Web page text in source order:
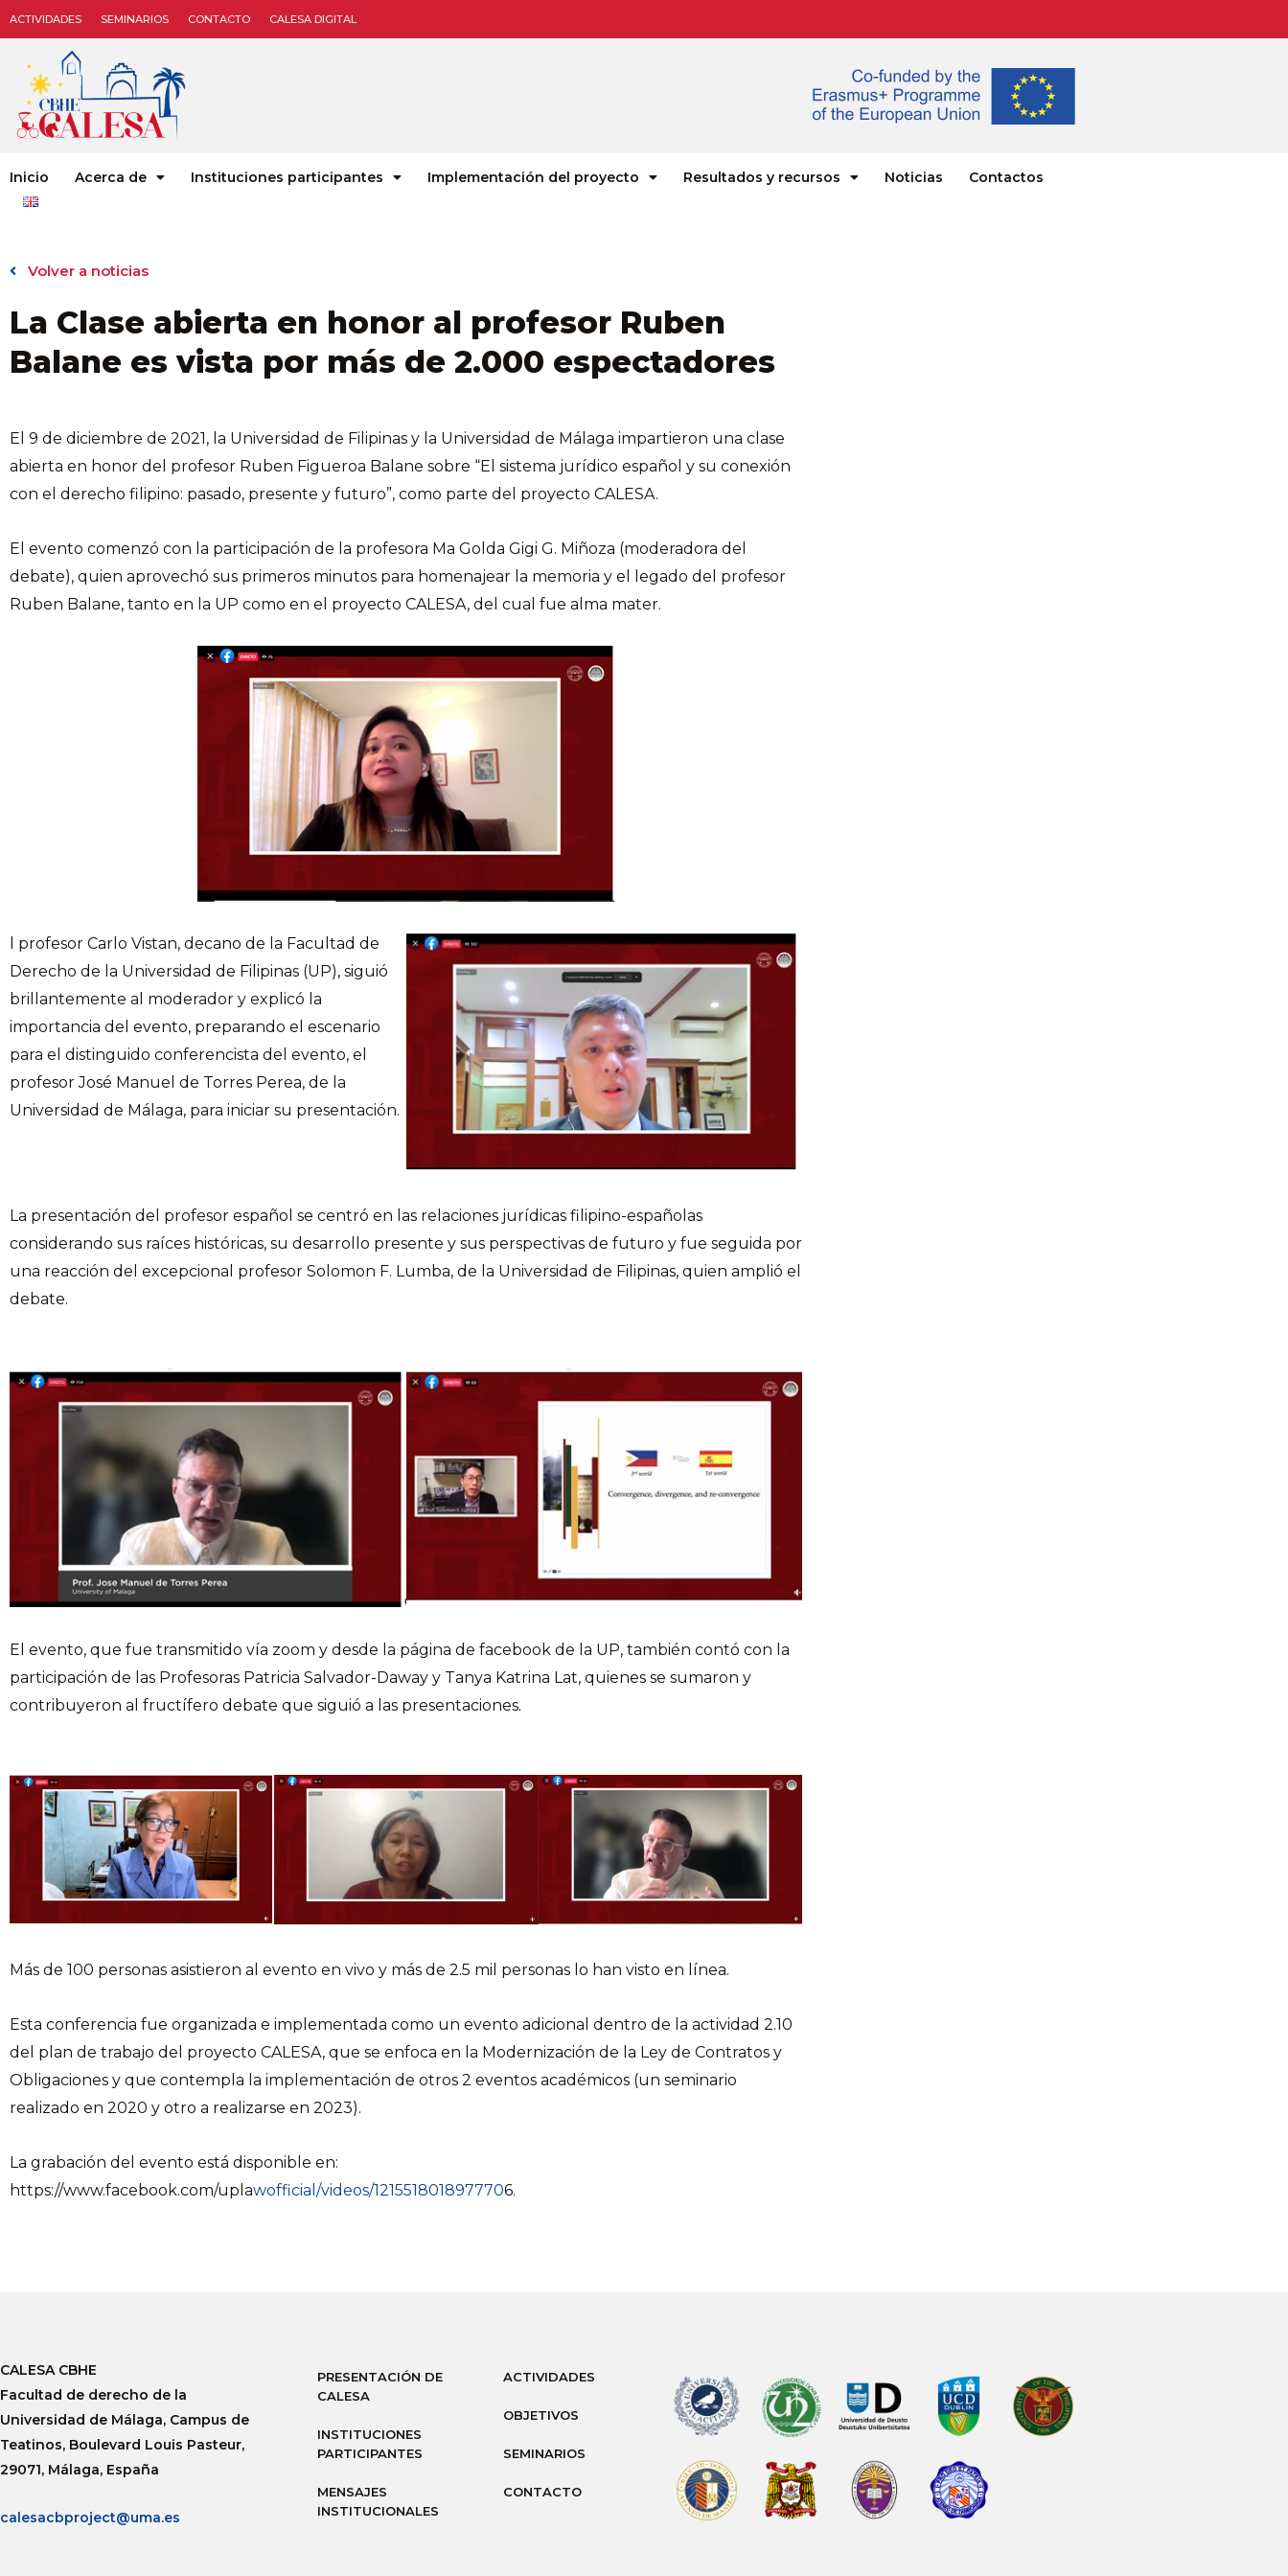
ACTIVIDADES SEMINARIOS CONTACTO CALESA DIGITAL
Inicio Acerca de Instituciones participantes Implementación del proyecto Resultados y recursos Noticias Contactos
Volver a noticias
La Clase abierta en honor al profesor Ruben
Balane es vista por más de 2.000 espectadores
El 9 de diciembre de 2021, la Universidad de Filipinas y la Universidad de Málaga impartieron una clase
abierta en honor del profesor Ruben Figueroa Balane sobre “El sistema jurídico español y su conexión
con el derecho filipino: pasado, presente y futuro”, como parte del proyecto CALESA.
El evento comenzó con la participación de la profesora Ma Golda Gigi G. Miñoza (moderadora del
debate), quien aprovechó sus primeros minutos para homenajear la memoria y el legado del profesor
Ruben Balane, tanto en la UP como en el proyecto CALESA, del cual fue alma mater.
l profesor Carlo Vistan, decano de la Facultad de
Derecho de la Universidad de Filipinas (UP), siguió
brillantemente al moderador y explicó la
importancia del evento, preparando el escenario
para el distinguido conferencista del evento, el
profesor José Manuel de Torres Perea, de la
Universidad de Málaga, para iniciar su presentación.
La presentación del profesor español se centró en las relaciones jurídicas filipino-españolas
considerando sus raíces históricas, su desarrollo presente y sus perspectivas de futuro y fue seguida por
una reacción del excepcional profesor Solomon F. Lumba, de la Universidad de Filipinas, quien amplió el
debate.
El evento, que fue transmitido vía zoom y desde la página de facebook de la UP, también contó con la
participación de las Profesoras Patricia Salvador-Daway y Tanya Katrina Lat, quienes se sumaron y
contribuyeron al fructífero debate que siguió a las presentaciones.
Más de 100 personas asistieron al evento en vivo y más de 2.5 mil personas lo han visto en línea.
Esta conferencia fue organizada e implementada como un evento adicional dentro de la actividad 2.10
del plan de trabajo del proyecto CALESA, que se enfoca en la Modernización de la Ley de Contratos y
Obligaciones y que contempla la implementación de otros 2 eventos académicos (un seminario
realizado en 2020 y otro a realizarse en 2023).
La grabación del evento está disponible en:
https://www.facebook.com/uplawofficial/videos/1215518018977706.
CALESA CBHE
Facultad de derecho de la
Universidad de Málaga, Campus de
Teatinos, Boulevard Louis Pasteur,
29071, Málaga, España
calesacbproject@uma.es
PRESENTACIÓN DE
CALESA
INSTITUCIONES
PARTICIPANTES
MENSAJES
INSTITUCIONALES
ACTIVIDADES
OBJETIVOS
SEMINARIOS
CONTACTO